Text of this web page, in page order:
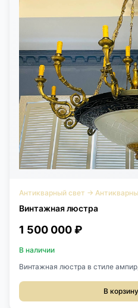
Антикварный свет →
Винтажная люстра
1 500 000 ₽
В наличии
Винтажная люстра в стиле
Люстра на 21 лампочку. Размер:
В корзину